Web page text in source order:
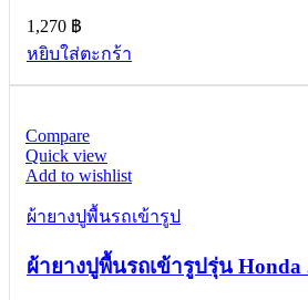
1,270 ฿
หยิบใส่ตะกร้า
Compare
Quick view
Add to wishlist
ผ้ายางปูพื้นรถเข้ารูป
ผ้ายางปูพื้นรถเข้ารูปรุ่น Honda